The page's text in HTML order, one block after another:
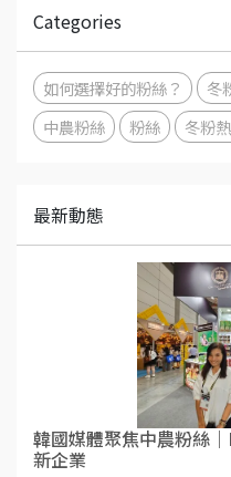
Categories
如何選擇好的粉絲？ 冬
中農粉絲
粉絲 冬粉
最新動態
韓國媒體聚焦中農粉絲
新企業